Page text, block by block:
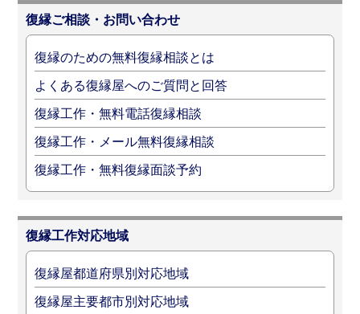
復縁ご相談・お問い合わせ
復縁のための無料復縁相談とは
よくある復縁屋へのご質問と回答
復縁工作・無料電話復縁相談
復縁工作・メール無料復縁相談
復縁工作・無料復縁面談予約
復縁工作対応地域
復縁屋都道府県別対応地域
復縁屋主要都市別対応地域